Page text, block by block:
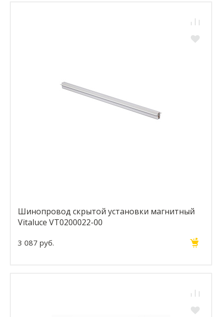
Шинопровод скрытой установки магнитный
Vitaluce VT0200022-00
3 087 руб.